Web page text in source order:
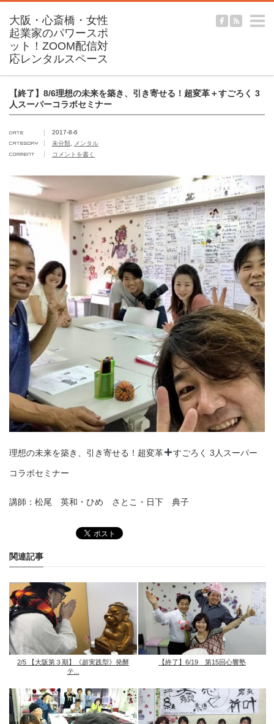
【終了】8/6理想の未来を築き、引き寄せる！超変革＋すごろく 3
人スーパーコラボセミナー
2017-8-6
未分類
メンタル
コメントを書く
理想の未来を築き、引き寄せる！超変革 すごろく 3人スーパー
コラボセミナー
講師：松尾 英和・ひめ さとこ・日下 典子
関連記事
2/5 【大阪第３期】《超実践型》発酵
テ...
【終了】6/19 第15回心響塾